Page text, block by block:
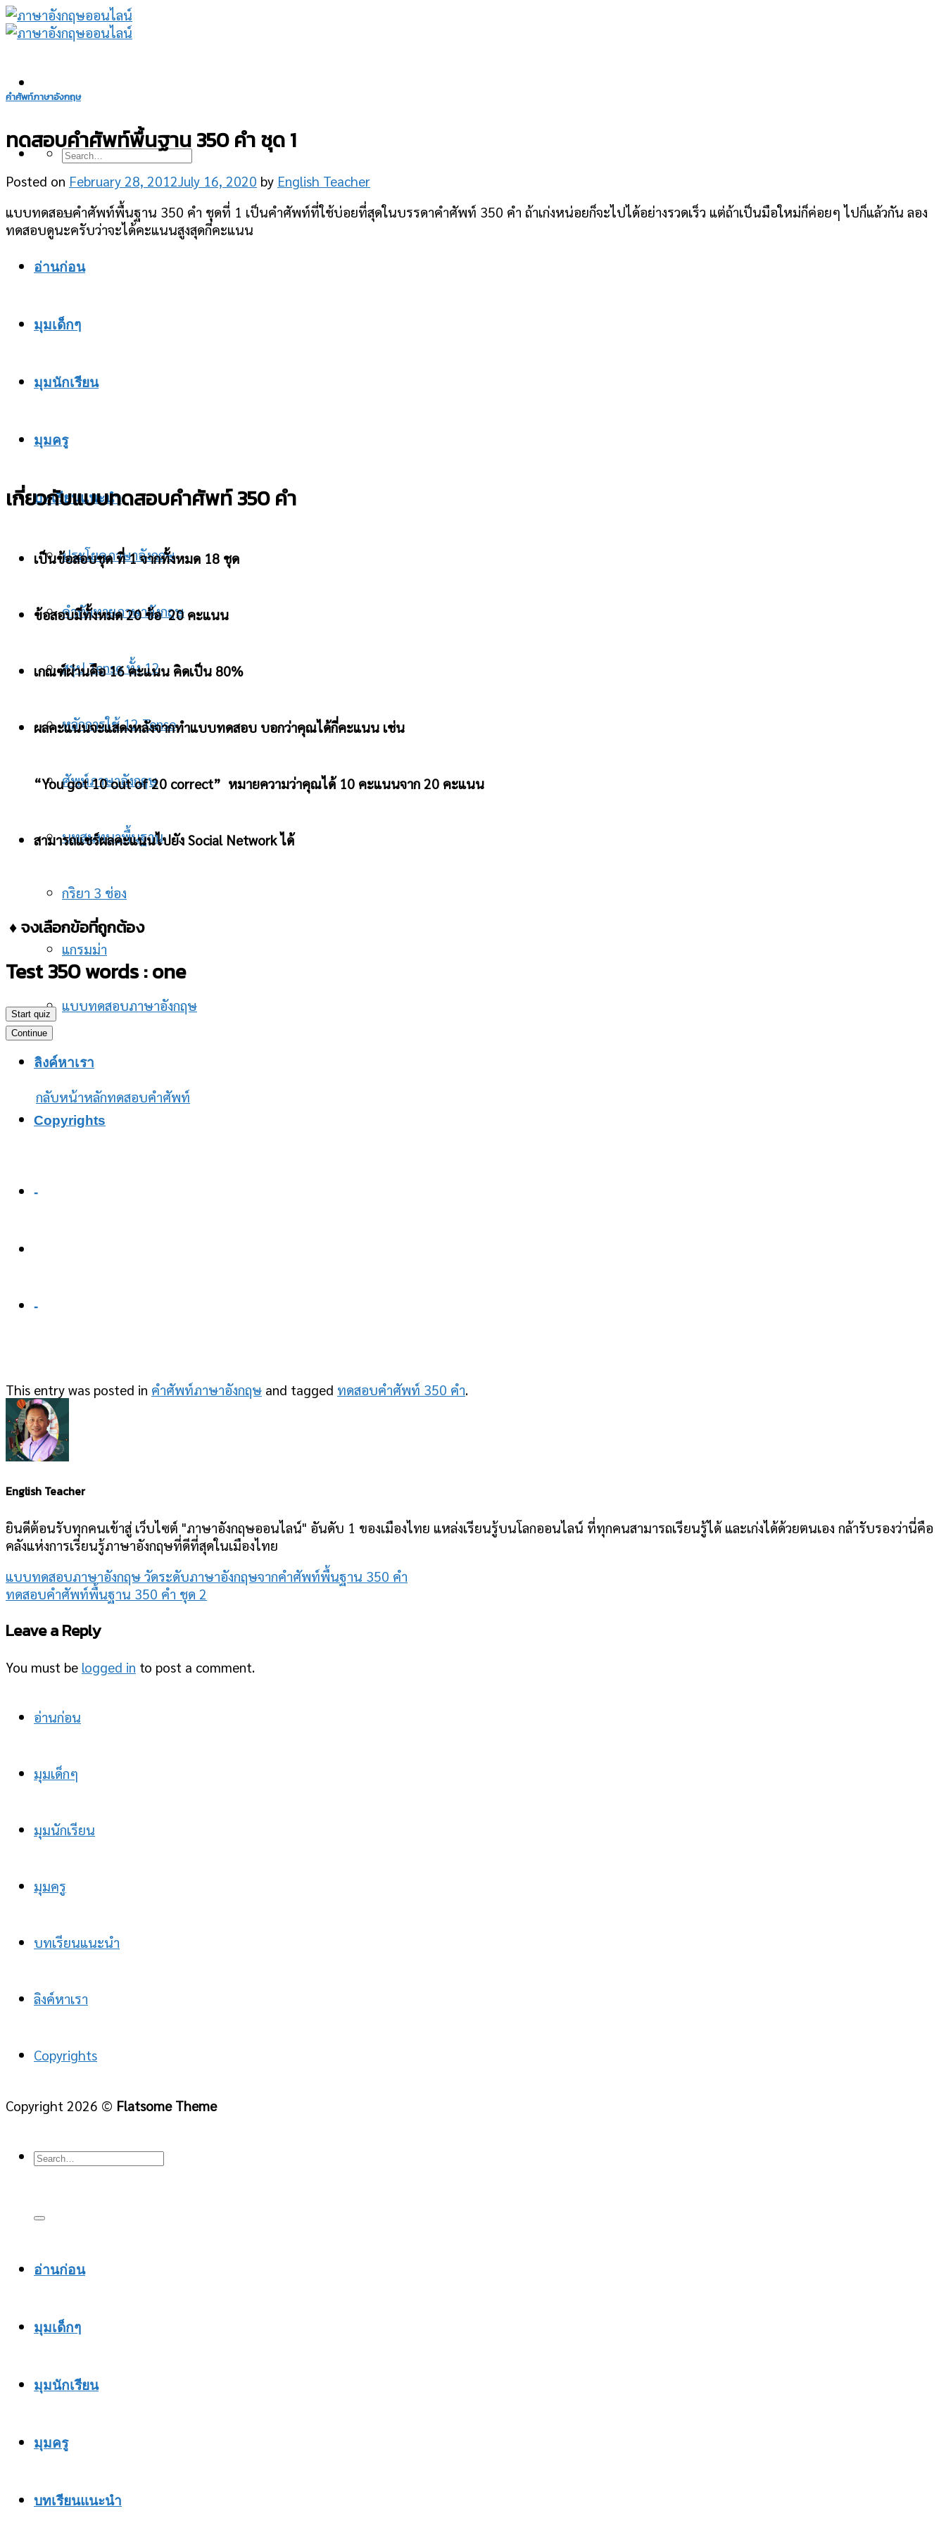
Skip
to
อ่านก่อน
มุมเด็กๆ
มุมนักเรียน
มุมครู
บทเรียนแนะนำ
ประโยคภาษาอังกฤษ
คำทักทายภาษาอังกฤษ
สรุป Tense ทั้ง 12
หลักการใช้ 12 Tense
ศัพท์ภาษาอังกฤษ
บทสนทนาพื้นฐาน
กริยา 3 ช่อง
แกรมม่า
แบบทดสอบภาษาอังกฤษ
ลิงค์หาเรา
Copyrights
-
-
คำศัพท์ภาษาอังกฤษ
ทดสอบคำศัพท์พื้นฐาน 350 คำ ชุด 1
Posted on February 28, 2012 July 16, 2020 by English Teacher
แบบทดสอบคำศัพท์พื้นฐาน 350 คำ ชุดที่ 1 เป็นคำศัพท์ที่ใช้บ่อยที่สุดในบรรดาคำศัพท์ 350 คำ ถ้าเก่งหน่อยก็จะไปได้อย่างรวดเร็ว แต่ถ้าเป็นมือใหม่ก็ค่อยๆ ไปก็แล้วกัน ลอง
ทดสอบดูนะครับว่าจะได้คะแนนสูงสุดกี่คะแนน
เกี่ยวกับแบบทดสอบคำศัพท์ 350 คำ
เป็นข้อสอบชุด ที่ 1 จากทั้งหมด 18 ชุด
ข้อสอบมีทั้งหมด 20 ข้อ 20 คะแนน
เกณฑ์ผ่านคือ 16 คะแนน คิดเป็น 80%
ผลคะแนนจะแสดงหลังจากทำแบบทดสอบ บอกว่าคุณได้กี่คะแนน เช่น
“You got 10 out of 20 correct” หมายความว่าคุณได้ 10 คะแนนจาก 20 คะแนน
สามารถแชร์ผลคะแนนไปยัง Social Network ได้
♦ จงเลือกข้อที่ถูกต้อง
Test 350 words : one
Start quiz
Continue
กลับหน้าหลักทดสอบคำศัพท์
This entry was posted in คำศัพท์ภาษาอังกฤษ and tagged ทดสอบคำศัพท์ 350 คำ.
English Teacher
ยินดีต้อนรับทุกคนเข้าสู่ เว็บไซต์ "ภาษาอังกฤษออนไลน์" อันดับ 1 ของเมืองไทย แหล่งเรียนรู้บนโลกออนไลน์ ที่ทุกคนสามารถเรียนรู้ได้ และเก่งได้ด้วยตนเอง กล้ารับรองว่านี่คือ
คลังแห่งการเรียนรู้ภาษาอังกฤษที่ดีที่สุดในเมืองไทย
แบบทดสอบภาษาอังกฤษ วัดระดับภาษาอังกฤษจากคำศัพท์พื้นฐาน 350 คำ
ทดสอบคำศัพท์พื้นฐาน 350 คำ ชุด 2
Leave a Reply
You must be logged in to post a comment.
อ่านก่อน
มุมเด็กๆ
มุมนักเรียน
มุมครู
บทเรียนแนะนำ
ลิงค์หาเรา
Copyrights
Copyright 2026 © Flatsome Theme
อ่านก่อน
มุมเด็กๆ
มุมนักเรียน
มุมครู
บทเรียนแนะนำ